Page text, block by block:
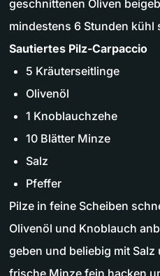
geschnittenen Oliven
mindestens 6 Stunden kühl
Sautiertes Pilz-Carpaccio
5 Kräuterseitlinge
Olivenöl
1 Knoblauchzehe
10 Blätter Minze
Salz
Pfeffer
Pilze in feine Scheiben
Olivenöl und Knoblauch
geben und beliebig mit
frische Minze fein hacken